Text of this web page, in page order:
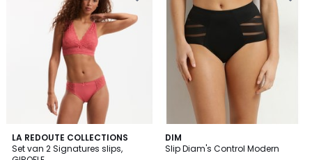
LA REDOUTE COLLECTIONS
Set van 2 Signatures slips,
4.7
/ 5
DIM
Slip Diam's Control Modern
4.3
/ 5
2
Kleuren